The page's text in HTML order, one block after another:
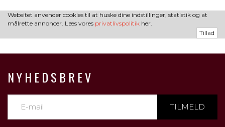
Websitet anvender cookies til at huske dine indstillinger, statistik og at
målrette annoncer. Læs vores privatlivspolitik her.
Tillad
NYHEDSBREV
TILMELD